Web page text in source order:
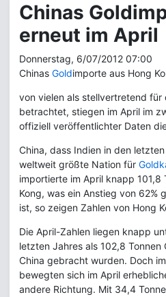
Chinas
erneut im April
Donnerstag, 6/07/2012 07:00
Chinas Goldimporte aus Hong
von vielen als stellvertretend für
betrachtet, stiegen im April im
offiziell veröffentlichter Daten
China, dass Indien in den
weltweit größte Nation für
importierte im April knapp 101,8
Kong, was ein Anstieg von 62%
ist, so zeigen Zahlen von Hong
Die April-Zahlen liegen knapp
letzten Jahres als 102,8 Tonnen
China gebracht wurden. Doch
bewegten sich im April
andere Richtung. Mit 34,4